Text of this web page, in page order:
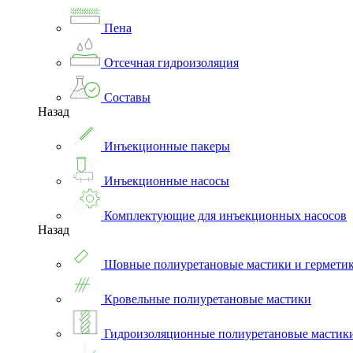
Пена
Отсечная гидроизоляция
Составы
Назад
Инъекционные пакеры
Инъекционные насосы
Комплектующие для инъекционных насосов
Назад
Шовные полиуретановые мастики и
Кровельные полиуретановые мастики
Гидроизоляционные полиуретановые